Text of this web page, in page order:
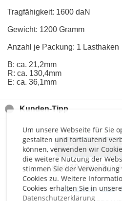
Um unsere Webseite für Sie
gestalten und fortlaufend
können, verwenden wir
die weitere Nutzung der
stimmen Sie der Verwendung
Cookies zu. Weitere
Cookies erhalten Sie in
Datenschutzerklärung
Tragfähigkeit: 1600 daN
Gewicht: 1200 Gramm
Anzahl je Packung: 1 Lasthaken
B: ca. 21,2mm
R: ca. 130,4mm
E: ca. 36,1mm
Kunden-Tipp
<< <
Artikel10 von 13in
Impressum-AGB-